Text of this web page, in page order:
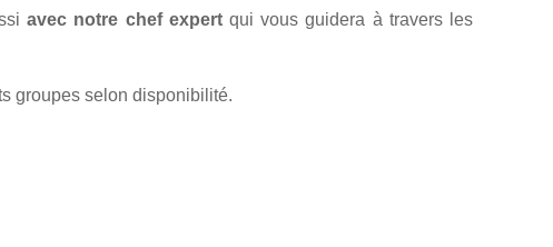
avec notre chef expertqui vous guidera à travers les
groupes selon disponibilité.